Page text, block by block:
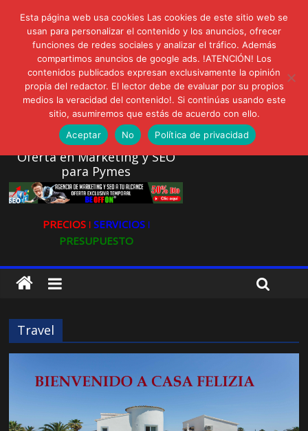
lunes, agosto 3, 2026
Novedades:
AVISPEX PLUS FORTE Bioeffitech y Protección natural sin
dañar el entorno
LIVAM estrena Agua de Sal
Ultravioleta Radio, Cómo una radio sin fines comerciales
conquistó a miles de oyentes
IA: Su importancia en las redes sociales
Gravatar: Tu Huella Digital en las Redes Sociales
Oferta en Marketing y SEO
para Pymes
PRECIOS ǀ SERVICIOS ǀ
PRESUPUESTO
Travel
Esta página web usa cookies Las cookies de este sitio web se
usan para personalizar el contenido y los anuncios, ofrecer
funciones de redes sociales y analizar el tráfico. Además
compartimos anuncios de google ads. !ATENCIÓN! Los
contenidos publicados expresan exclusivamente la opinión
propia del redactor. El lector debe de evaluar por su propios
medios la veracidad del contenido!. Si continúas usando este
sitio, asumiremos que estás de acuerdo con ello.
Aceptar
No Política de privacidad